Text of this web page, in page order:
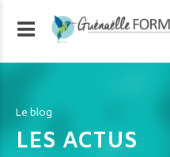
Le blog
LES ACTUS